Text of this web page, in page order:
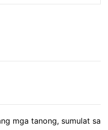
mga tanong, sumulat sa